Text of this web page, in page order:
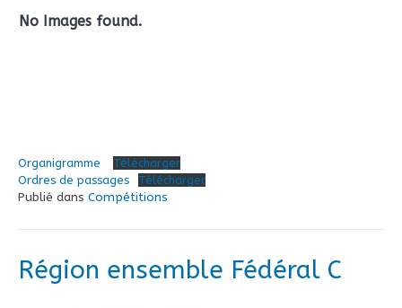
No Images found.
Organigramme
Télécharger
Ordres de passages
Télécharger
Publié dans Compétitions
Région ensemble Fédéral C